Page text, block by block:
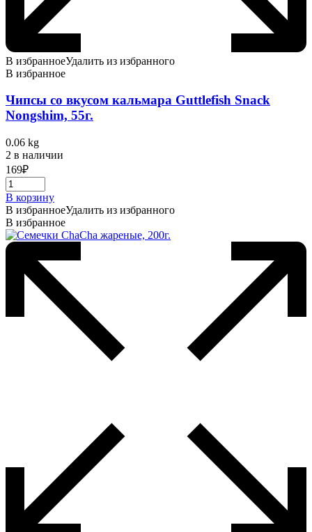
В избранноеУдалить из избранного
В избранное
Чипсы со вкусом кальмара Guttlefish Snack
Nongshim, 55г.
0.06 kg
2 в наличии
169₽
В корзину
В избранноеУдалить из избранного
В избранное